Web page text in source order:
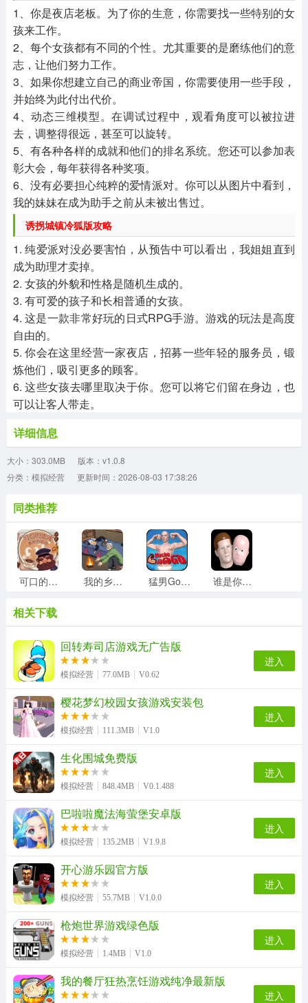
1、你是夜店老板。为了你的生意，你需要找一些特别的女
孩来工作。
2、每个女孩都有不同的个性。尤其重要的是磨练他们的意
志，让他们努力工作。
3、如果你想建立自己的商业帝国，你需要使用一些手段，
并始终为此付出代价。
4、动态三维模型。在调试过程中，观看角度可以被拉进
去，调整得很远，甚至可以旋转。
5、有各种各样的成就和他们的排名系统。您还可以参加表
彰大会，每年获得各种奖项。
6、没有必要担心纯粹的爱情派对。你可以从图片中看到，
我的妹妹在成为助手之前从未被出售过。
诱拐城镇冷狐版攻略
1. 纯爱派对没必要害怕，从预告中可以看出，我姐姐直到
成为助理才卖掉。
2. 女孩的外貌和性格是随机生成的。
3. 有可爱的孩子和长相普通的女孩。
4. 这是一款非常好玩的日式RPG手游。游戏的玩法是高度
自由的。
5. 你会在这里经营一家夜店，招募一些年轻的服务员，锻
炼他们，吸引更多的顾客。
6. 这些女孩去哪里取决于你。您可以将它们留在身边，也
可以让客人带走。
详细信息
大小：303.0MB
版本：v1.0.8
分类：模拟经营
更新时间：2026-08-03 17:38:26
同类推荐
可口的咖啡世界手机正版 我的乡村生活官方正版 猛男GoGoGo手游免费版 谁是你老爸游戏官方版
这个面试有点硬游戏官方最新版 商业俏佳人无广告版 兔兔岛手游版
我的梦想岛通用版 普罗米修斯计划手机最新版 模拟经营汉堡店安卓版
仓鼠小镇之谜手游直装版 Shawarma手机免费版
寻光之旅手机正版
相关下载
回转寿司店游戏无广告版
模拟经营 77.0MB V0.62
进入
樱花梦幻校园女孩游戏安装包
模拟经营 111.3MB V1.0
进入
生化围城免费版
模拟经营 848.4MB V0.1.488
进入
巴啦啦魔法海萤堡安卓版
模拟经营 135.2MB V1.9.8
进入
开心游乐园官方版
模拟经营 55.7MB V1.0.0
进入
枪炮世界游戏绿色版
模拟经营 1.4MB V1.0
进入
我的餐厅狂热烹饪游戏纯净最新版
进入